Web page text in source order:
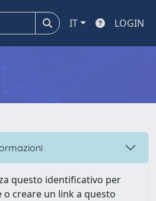
IT LOGIN
questo identificativo per
o creare un link a questo